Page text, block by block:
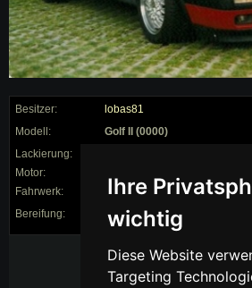
Ihre
wichtig
Diese Website
Targeting
Besitzer:
lobas81
Modell:
Golf II (0000)
Lackierung:
Motor:
Fahrwerk:
0/0 ()
Bereifung:
/ auf 0"